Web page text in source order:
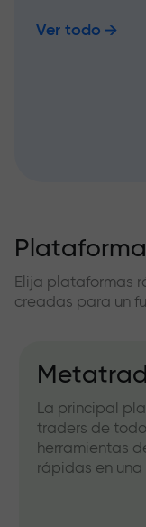
Ver todo
Elija plataformas
creadas para un
La principal
traders de
herramientas
rápidas en una